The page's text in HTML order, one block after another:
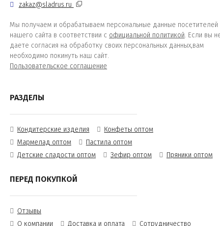
zakaz@sladrus.ru
Мы получаем и обрабатываем персональные данные посетителей
нашего сайта в соответствии с официальной политикой. Если вы
даете согласия на обработку своих персональных данных,вам
необходимо покинуть наш сайт.
Пользовательское соглашение
РАЗДЕЛЫ
Кондитерские изделия
Конфеты оптом
Мармелад оптом
Пастила оптом
Детские сладости оптом
Зефир оптом Пряники оптом
ПЕРЕД ПОКУПКОЙ
Отзывы
О компании
Доставка и оплата Сотрудничество